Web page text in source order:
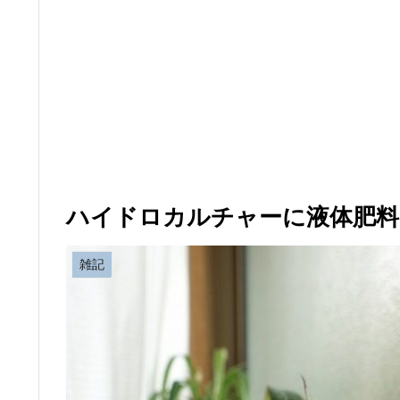
ハイドロカルチャーに液体肥
雑記